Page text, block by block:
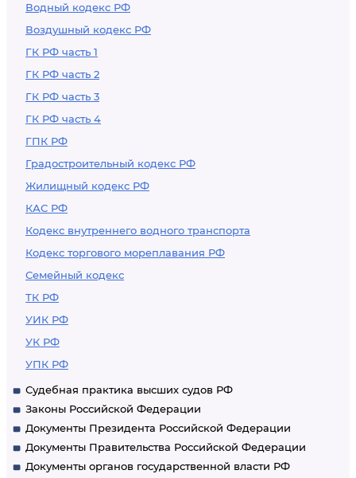
Водный кодекс РФ
Воздушный кодекс РФ
ГК РФ часть 1
ГК РФ часть 2
ГК РФ часть 3
ГК РФ часть 4
ГПК РФ
Градостроительный кодекс РФ
Жилищный кодекс РФ
КАС РФ
Кодекс внутреннего водного транспорта
Кодекс торгового мореплавания РФ
Семейный кодекс
ТК РФ
УИК РФ
УК РФ
УПК РФ
Судебная практика высших судов РФ
Законы Российской Федерации
Документы Президента Российской Федерации
Документы Правительства Российской Федерации
Документы органов государственной власти РФ